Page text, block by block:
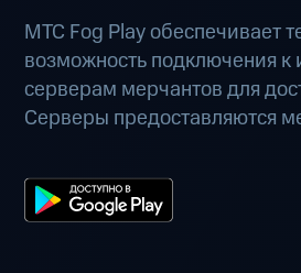
МТС Fog Play обеспечивает
возможность подключения
серверам мерчантов для
Серверы предоставляются